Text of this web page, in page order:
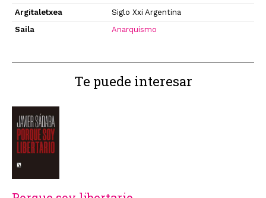
Argitaletxea
Siglo Xxi Argentina
Saila
Anarquismo
Te puede interesar